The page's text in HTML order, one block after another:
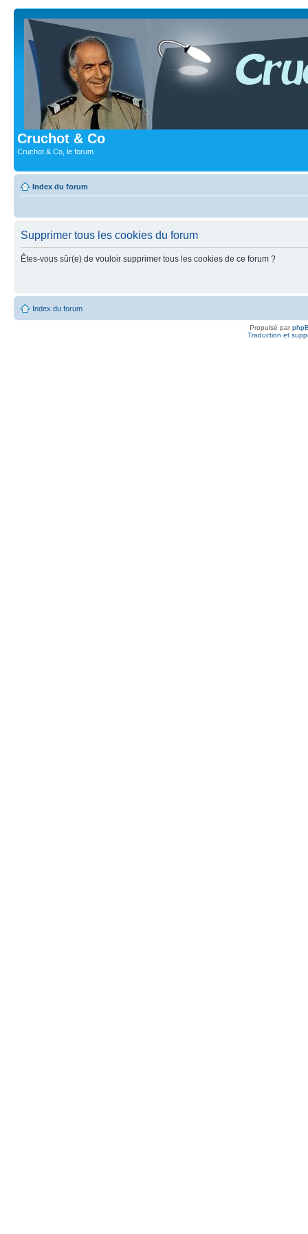
Cruchot & Co
Cruchot & Co, le forum
Index du forum
Supprimer tous les cookies du forum
Êtes-vous sûr(e) de vouloir supprimer tous les cookies de ce forum ?
Index du forum
Propulsé par
Traduction et